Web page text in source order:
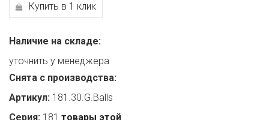
Купить в 1 клик
Наличие на складе:
уточнить у менеджера
Снята с производства:
Артикул: 181.30.G.Balls
Серия: 181 товары этой